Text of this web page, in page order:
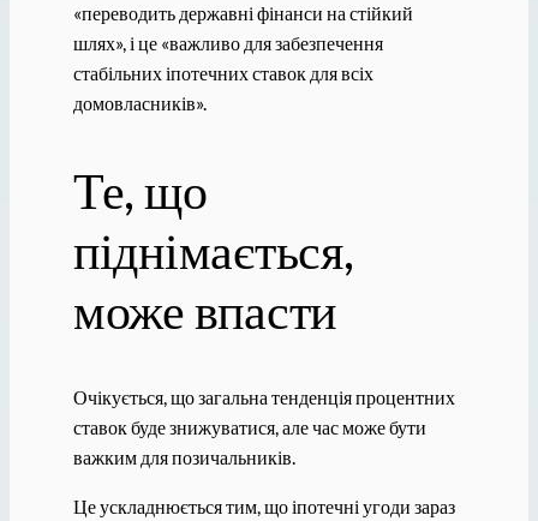
«переводить державні фінанси на стійкий
шлях», і це «важливо для забезпечення
стабільних іпотечних ставок для всіх
домовласників».
Те, що
піднімається,
може впасти
Очікується, що загальна тенденція процентних
ставок буде знижуватися, але час може бути
важким для позичальників.
Це ускладнюється тим, що іпотечні угоди зараз